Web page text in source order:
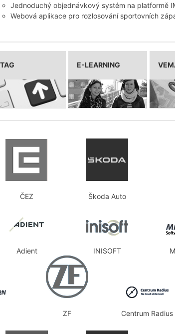
Jednoduchý objednávkový systém na platformě
Webová aplikace pro rozlosování sportovních
E-LEARNING
ČEZ Škoda Auto
Adient INISOFT
ZF Centrum Radius